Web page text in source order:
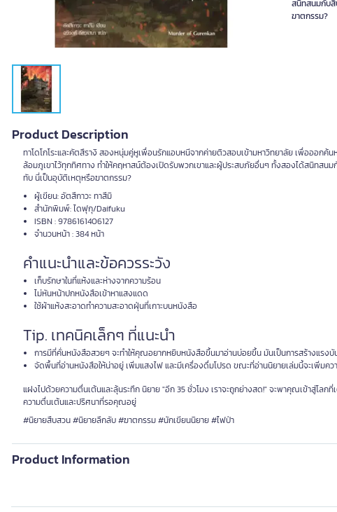
สนิทสนมกับสึ
ฆาตกรรม?
Product Description
ทาโดโกโระและคัตสึรางิ สองหนุ่มคู่หูเพื่อนรักแอบหนีจากค่ายติวสอบเข้ามหาวิทยาลัย เพื่อออก
ล้อมภูเขาไว้ทุกทิศทาง ทำให้คฤหาสน์ต้องเปิดรับพวกเขาและผู้ประสบภัยอื่นๆ ทั้งสองได้สนิทส
ทับ นี่เป็นอุบัติเหตุหรือฆาตกรรม?
ผู้เขียน: อัตสึกาวะ ทาสึมิ
สำนักพิมพ์: ไดฟุกุ/Daifuku
ISBN : 9786161406127
จำนวนหน้า : 384 หน้า
คำแนะนำและข้อควรระวัง
เก็บรักษาในที่แห้งและห่างจากความร้อน
ไม่หันหน้าปกหนังสือเข้าหาแสงแดด
ใช้ผ้าแห้งสะอาดทำความสะอาดฝุ่นที่เกาะบนหนังสือ
Tip. เทคนิคเล็กๆ ที่แนะนำ
การมีที่คั่นหนังสือสวยๆ จะทำให้คุณอยากหยิบหนังสือขึ้นมาอ่านบ่อยขึ้น มันเป็นการสร้างแรงบั
จัดพื้นที่อ่านหนังสือให้น่าอยู่ เพิ่มแสงไฟ และมีเครื่องดื่มโปรด ขณะที่อ่านนิยายเล่มนี้จะเพิ่มคว
แฝงไปด้วยความตื่นเต้นและลุ้นระทึก นิยาย "อีก 35 ชั่วโมง เราจะถูกย่างสด!" จะพาคุณเข้าสู่โ
ความตื่นเต้นและปริศนาที่รอคุณอยู่
#นิยายสืบสวน #นิยายลึกลับ #ฆาตกรรม #นักเขียนนิยาย #ไฟป่า
Product Information